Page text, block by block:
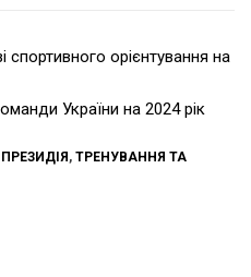
спортивного орієнтування на
України на 2024 рік
ПРЕЗИДІЯ, ТРЕНУВАННЯ ТА